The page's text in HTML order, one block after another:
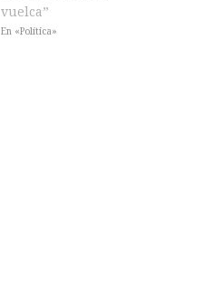
vuelca”
En «Política»